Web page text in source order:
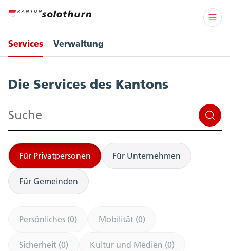
Services Verwaltung
Die Services des Kantons
Suchen
Für Privatpersonen Für Unternehmen
Für Gemeinden
Persönliches (0) Mobilität (0)
Sicherheit (0) Kultur und Medien (0)